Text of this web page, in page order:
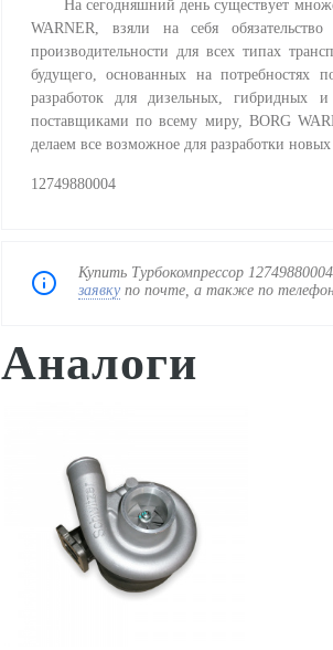
На сегодняшний день существует
WARNER, взяли на себя
производительности для всех типах
будущего, основанных на потребностях
разработок для дизельных, гибридных
поставщиками по всему миру, BORG
делаем все возможное для разработки
12749880004
Купить Турбокомпрессор
заявку по почте, а также по
Аналоги